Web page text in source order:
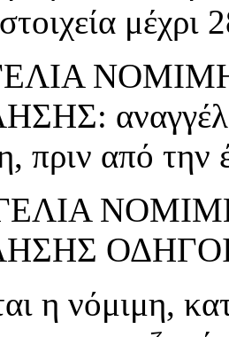
μέχρι
πριν από την
η νόμιμη,